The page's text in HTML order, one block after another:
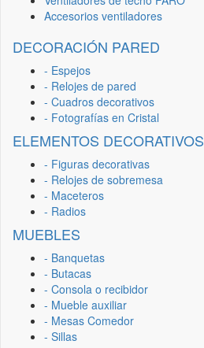
Accesorios ventiladores
DECORACIÓN PARED
- Espejos
- Relojes de pared
- Cuadros decorativos
- Fotografías en Cristal
ELEMENTOS DECORATIVOS
- Figuras decorativas
- Relojes de sobremesa
- Maceteros
- Radios
MUEBLES
- Banquetas
- Butacas
- Consola o recibidor
- Mueble auxiliar
- Mesas Comedor
- Sillas